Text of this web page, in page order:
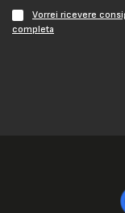
Vorrei ricevere
completa